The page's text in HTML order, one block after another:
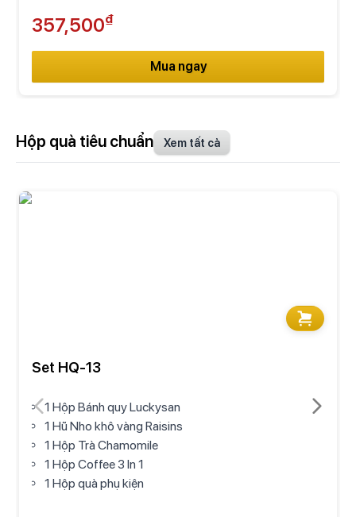
357,500₫
Mua ngay
Hộp quà tiêu chuẩn Xem tất cả
Set HQ-13
1 Hộp Bánh quy Luckysan
1 Hũ Nho khô vàng Raisins
1 Hộp Trà Chamomile
1 Hộp Coffee 3 In 1
1 Hộp quà phụ kiện